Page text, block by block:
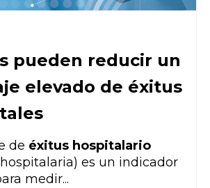
pueden reducir un
elevado de éxitus
de éxitus hospitalario
es un indicador
medir...